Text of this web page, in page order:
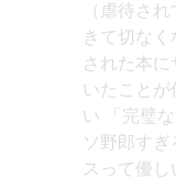
（虐待さ
きて切な
された本
いたこと
い 「完璧
ソ野郎すぎ
スって優